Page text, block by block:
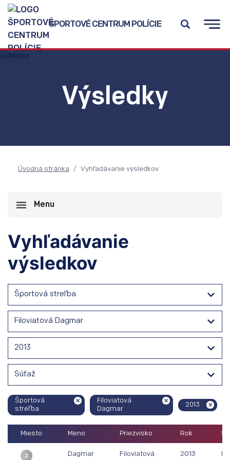
ŠPORTOVÉ CENTRUM POLÍCIE
Výsledky
Úvodná stránka Vyhľadávanie výsledkov
Menu
Vyhľadávanie
výsledkov
Športová streľba
Filoviatová Dagmar
2013
Súťaž
Športová
streľba
Filoviatová
Dagmar
2013
Miesto Meno Priezvisko Rok
2. Dagmar Filoviatová 2013